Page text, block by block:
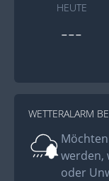
HEUTE
---
WETTERALARM
werden,
oder